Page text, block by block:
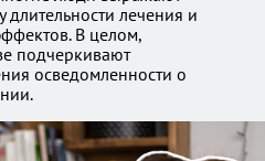
длительности лечения и
В целом,
подчеркивают
осведомленности о